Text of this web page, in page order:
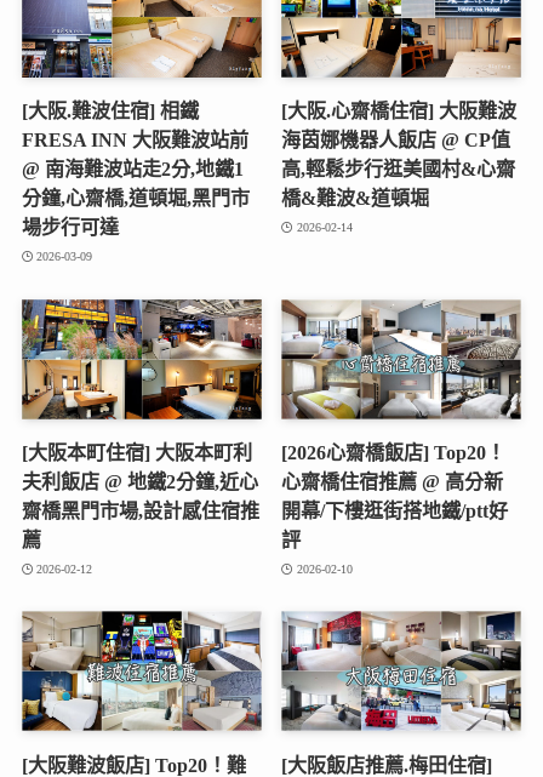
[大阪.難波住宿] 相鐵
FRESA INN 大阪難波站前
@ 南海難波站走2分,地鐵1
分鐘,心齋橋,道頓堀,黑門市
場步行可達
2026-03-09
[大阪.心齋橋住宿] 大阪難波
海茵娜機器人飯店 @ CP值
高,輕鬆步行逛美國村&心齋
橋&難波&道頓堀
2026-02-14
[大阪本町住宿] 大阪本町利
夫利飯店 @ 地鐵2分鐘,近心
齋橋黑門市場,設計感住宿推
薦
2026-02-12
[2026心齋橋飯店] Top20！
心齋橋住宿推薦 @ 高分新
開幕/下樓逛街搭地鐵/ptt好
評
2026-02-10
[大阪難波飯店] Top20！難
[大阪飯店推薦.梅田住宿]